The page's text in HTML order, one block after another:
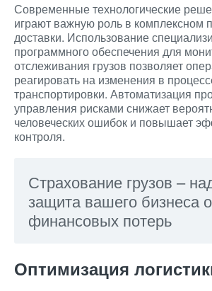
Современные технологические
играют важную роль в комплексном
доставки. Использование
программного обеспечения для
отслеживания грузов позволяет
реагировать на изменения в
транспортировки. Автоматизация
управления рисками снижает
человеческих ошибок и повышает
контроля.
Страхование грузов –
защита вашего бизнеса
финансовых потерь
Оптимизация